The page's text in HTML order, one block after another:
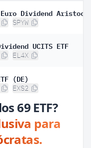
SPYW
UCITS ETF
EL4X
(DE)
EXS2
69 ETF?
para